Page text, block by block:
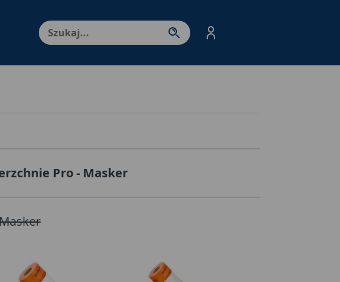
nawigacja: Enter - przejdź do strony produktów. Spacja – otwórz/
Pro - Masker